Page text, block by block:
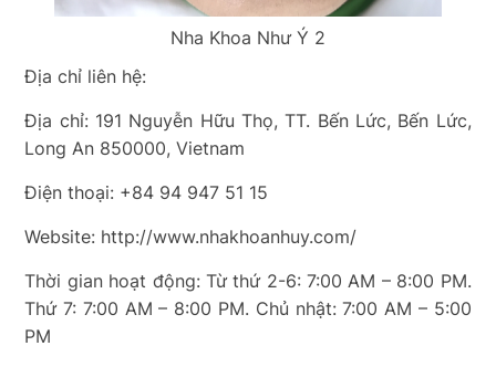
Nha Khoa Như Ý 2
Địa chỉ liên hệ:
Địa chỉ: 191 Nguyễn Hữu Thọ, TT. Bến Lức, Bến Lức,
Long An 850000, Vietnam
Điện thoại: +84 94 947 51 15
Website: http://www.nhakhoanhuy.com/
Thời gian hoạt động: Từ thứ 2-6: 7:00 AM – 8:00 PM.
Thứ 7: 7:00 AM – 8:00 PM. Chủ nhật: 7:00 AM – 5:00
PM